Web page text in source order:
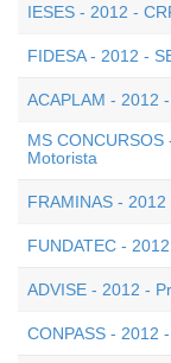
IESES - 2012 -
FIDESA - 2012 -
ACAPLAM - 2012
MS
Motorista
FRAMINAS -
FUNDATEC -
ADVISE - 2012 -
CONPASS - 2012